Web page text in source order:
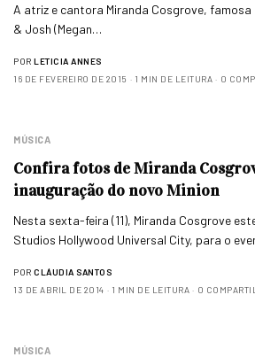
A atriz e cantora Miranda Cosgrove, famosa
& Josh (Megan…
POR LETICIA ANNES
16 DE FEVEREIRO DE 2015
1 MIN DE LEITURA 0
MÚSICA
Confira fotos de Miranda
inauguração do novo Minion
Nesta sexta-feira (11), Miranda Cosgrove
Studios Hollywood Universal City, para o
POR CLÁUDIA SANTOS
13 DE ABRIL DE 2014
1 MIN DE LEITURA 0
MÚSICA